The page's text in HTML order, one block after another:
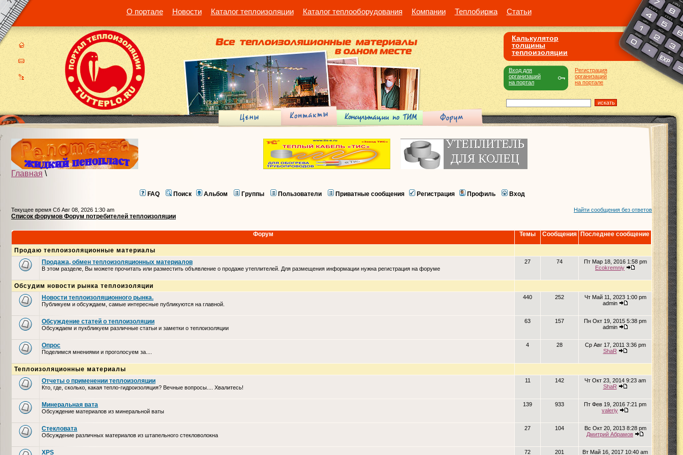
О портале Новости Каталог теплоизоляции Каталог теплооборудования Компании Теплобиржа Статьи
Калькулятор
толщины
теплоизоляции
Регистрация
организаций
на портале
Вход для
организаций
на портал
Главная \
FAQ Поиск Альбом Группы Пользователи Приватные сообщения Регистрация Профиль Вход
Текущее время Сб Авг 08, 2026 1:30 am
Список форумов Форум потребителей теплоизоляции
Найти сообщения без ответов
Форум Темы Сообщения Последнее сообщение
Продаю теплоизоляционные материалы
Продажа, обмен теплоизоляционных материалов
В этом разделе, Вы можете прочитать или разместить объявление о продаже утеплителей. Для размещения информации нужна регистрация на форуме
27 74
Пт Мар 18, 2016 1:58 pm
Ecokremniy
Обсудим новости рынка теплоизоляции
Новости теплоизоляционного рынка.
Публикуем и обсуждаем, самые интересные публикуются на главной.
440 252
Чт Май 11, 2023 1:00 pm
admin
Обсуждение статей о теплоизоляции
Обсуждаем и пукбликуем различные статьи и заметки о теплоизоляции
63 157
Пн Окт 19, 2015 5:38 pm
admin
Опрос
Поделимся мнениями и проголосуем за....
4 28
Ср Авг 17, 2011 3:36 pm
ShaR
Теплоизоляционные материалы
Отчеты о применении теплоизоляции
Кто, где, сколько, какая тепло-гидроизоляция? Вечные вопросы.... Хвалитесь!
11 142
Чт Окт 23, 2014 9:23 am
ShaR
Минеральная вата
Обсуждение материалов из минеральной ваты
139 933
Пт Фев 19, 2016 7:21 pm
valeriy
Стекловата
Обсуждение различных материалов из штапельного стекловолокна
27 104
Вс Окт 20, 2013 8:28 pm
Дмитрий Абрамов
XPS 72 201 Вт Май 16, 2017 10:40 am